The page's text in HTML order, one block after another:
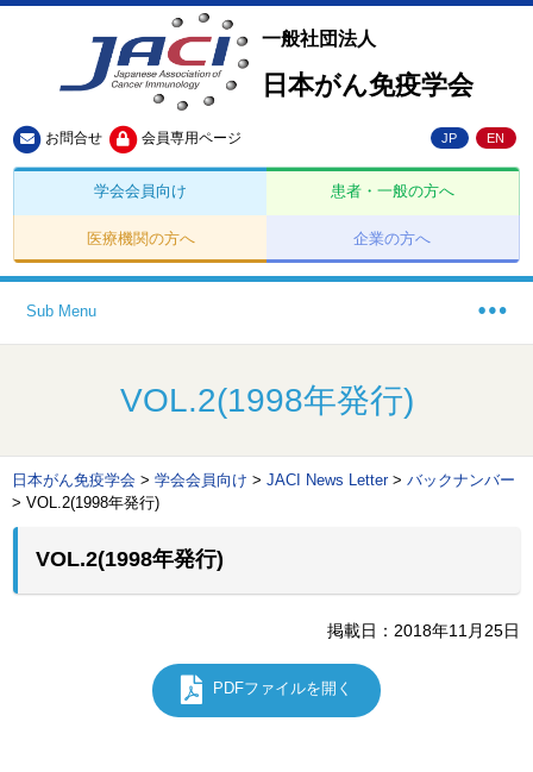
一般社団法人
日本がん免疫学会
お問合せ 会員専用ページ JP EN
学会会員向け 患者・一般の方へ
医療機関の方へ 企業の方へ
Sub Menu
VOL.2(1998年発行)
日本がん免疫学会 >学会会員向け >JACI News Letter>バックナンバー
>VOL.2(1998年発行)
VOL.2(1998年発行)
掲載日：2018年11月25日
PDFファイルを開く